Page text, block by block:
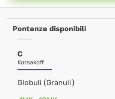
Pontenze disponibili
C
Korsakoff
Globuli (Granuli)